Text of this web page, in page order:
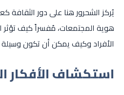
يُركز الشحرور هنا على دور
هوية المجتمعات، مُفسراً كيف تؤثر
الأفراد وكيف يمكن أن تكون وسيلة
استكشاف الأفكار